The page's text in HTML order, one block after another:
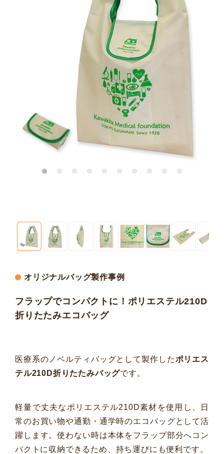
オリジナルバッグ製作事例
フラップでコンパクトに！ポリエステル210D
折りたたみエコバッグ
医療系のノベルティバッグとして製作したポリエス
テル210D折りたたみバッグです。
軽量で丈夫なポリエステル210D素材を使用し、日
常のお買い物や通勤・通学時のエコバッグとして活
躍します。使わない時は本体をフラップ部分へコン
パクトに収納できるため、持ち運びにも便利です。